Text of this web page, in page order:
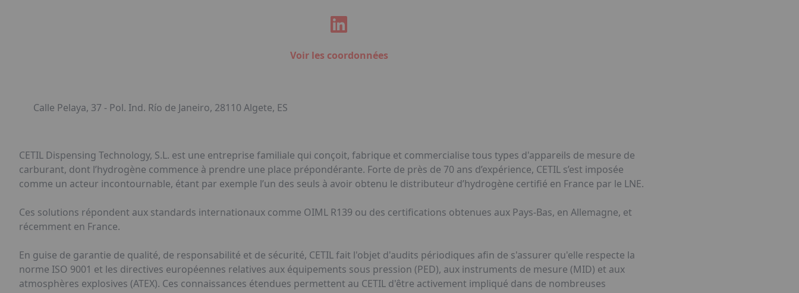
Voir les coordonnées
Calle Pelaya, 37 - Pol. Ind. Río de Janeiro, 28110 Algete, ES
CETIL Dispensing Technology, S.L. est une entreprise familiale qui conçoit, fabrique et commercialise tous types d'appareils de mesure de
carburant, dont l’hydrogène commence à prendre une place prépondérante. Forte de près de 70 ans d’expérience, CETIL s’est imposée
comme un acteur incontournable, étant par exemple l’un des seuls à avoir obtenu le distributeur d’hydrogène certifié en France par le LNE.
Ces solutions répondent aux standards internationaux comme OIML R139 ou des certifications obtenues aux Pays-Bas, en Allemagne, et
récemment en France.
En guise de garantie de qualité, de responsabilité et de sécurité, CETIL fait l'objet d'audits périodiques afin de s'assurer qu'elle respecte la
norme ISO 9001 et les directives européennes relatives aux équipements sous pression (PED), aux instruments de mesure (MID) et aux
atmosphères explosives (ATEX). Ces connaissances étendues permettent au CETIL d'être activement impliqué dans de nombreuses